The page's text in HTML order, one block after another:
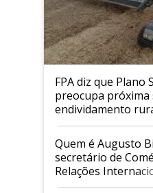
FPA diz que Plano
preocupa próxima
endividamento
Quem é Augusto
secretário de
Relações
Mapa